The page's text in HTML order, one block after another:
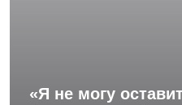
«Я не могу